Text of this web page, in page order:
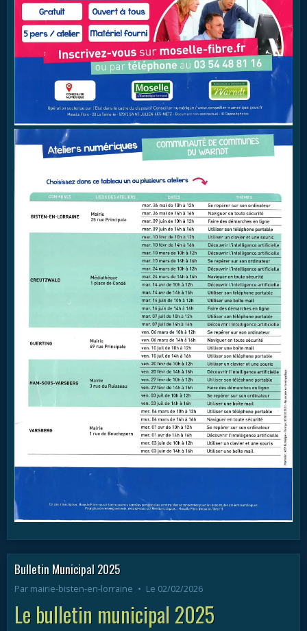
Bulletin Municipal 2025
Par mairie-bisten-en-lorraine Le 02/02/2026
Le bulletin municipal 2025